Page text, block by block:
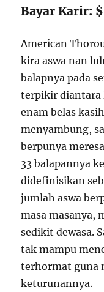
Bayar Karir:
American
kira aswa nan
balapnya pada
terpikir diantara
enam belas
menyambung,
berpunya
33 balapannya
didefinisikan
jumlah aswa
masa masanya,
sedikit dewasa.
tak mampu
terhormat guna
keturunannya.